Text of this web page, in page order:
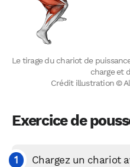
Le tirage du chariot de
charge et
Crédit illustration ©
Exercice de
Chargez un chariot
WhatsApp